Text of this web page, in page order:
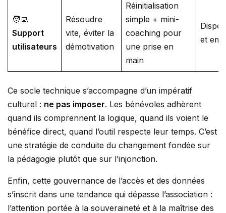
🧑‍💻
Support
utilisateurs
Résoudre
vite, éviter la
démotivation
Réinitialisation
simple + mini-
coaching pour
une prise en
main
et
Ce socle technique s’accompagne d’un impératif
culturel : ne pas imposer. Les bénévoles adhèrent
quand ils comprennent la logique, quand ils voient le
bénéfice direct, quand l’outil respecte leur temps. C’est
une stratégie de conduite du changement fondée sur
la pédagogie plutôt que sur l’injonction.
Enfin, cette gouvernance de l’accès et des données
s’inscrit dans une tendance qui dépasse l’association :
l’attention portée à la souveraineté et à la maîtrise des